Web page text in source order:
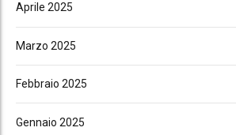
Aprile 2025
Marzo 2025
Febbraio 2025
Gennaio 2025